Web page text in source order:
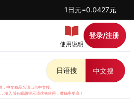
1日元=0.0427元
使用说明
登录/注册
日语搜 中文搜
中文商品名请点击中文搜。
输入后有联想提示请优先使用，准确率更高！